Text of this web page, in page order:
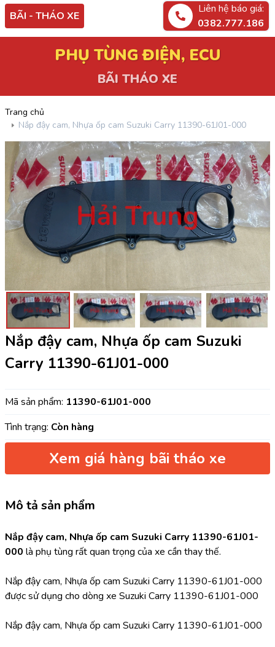
BÃI - THÁO XE
Liên hệ báo giá:
0382.777.186
PHỤ TÙNG ĐIỆN, ECU
BÃI THÁO XE
Trang chủ
Nắp đậy cam, Nhựa ốp cam Suzuki Carry 11390-61J01-000
Nắp đậy cam, Nhựa ốp cam Suzuki
Carry 11390-61J01-000
Mã sản phẩm: 11390-61J01-000
Tình trạng: Còn hàng
Xem giá hàng bãi tháo xe
Mô tả sản phẩm
Nắp đậy cam, Nhựa ốp cam Suzuki Carry 11390-61J01-
000 là phụ tùng rất quan trọng của xe cần thay thế.
Nắp đậy cam, Nhựa ốp cam Suzuki Carry 11390-61J01-000
được sử dụng cho dòng xe Suzuki Carry 11390-61J01-000
Nắp đậy cam, Nhựa ốp cam Suzuki Carry 11390-61J01-000